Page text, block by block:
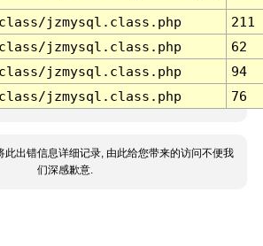
jzmysql.class.php
211
jzmysql.class.php
62
jzmysql.class.php
94
jzmysql.class.php 76
此出错信息详细记录, 由此给您带来的访问不便我
们深感歉意.